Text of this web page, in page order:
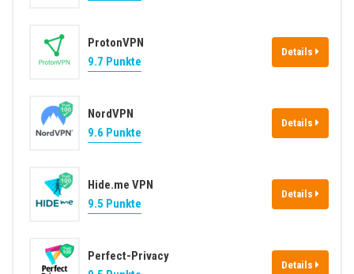
ProtonVPN
9.7 Punkte
Details
NordVPN
9.6 Punkte
Details
Hide.me VPN
9.5 Punkte
Details
Perfect-Privacy
Details